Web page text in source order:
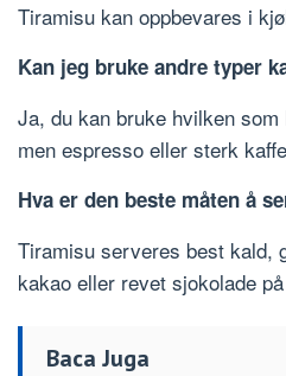
Tiramisu kan oppbevares i
Kan jeg bruke andre typer
Ja, du kan bruke hvilken
men espresso eller sterk
Hva er den beste måten å
Tiramisu serveres best kald,
kakao eller revet sjokolade
Baca Juga